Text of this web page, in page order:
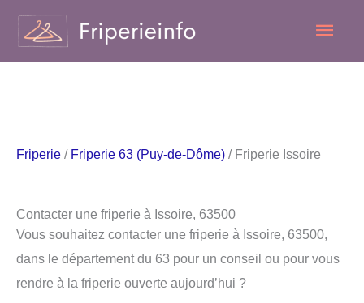
contenu
Friperie / Friperie 63 (Puy-de-Dôme) / Friperie Issoire
Contacter une friperie à Issoire, 63500
Vous souhaitez contacter une friperie à Issoire, 63500,
dans le département du 63 pour un conseil ou pour vous
rendre à la friperie ouverte aujourd’hui ?